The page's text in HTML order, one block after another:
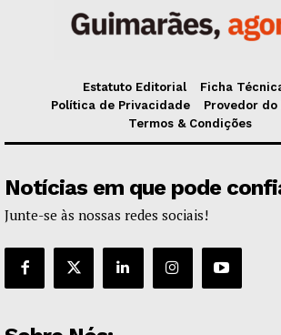
Estatuto Editorial
Ficha
Política de Privacidade
Provedor
Termos & Condições
Notícias em que pode
Junte-se às nossas redes sociais!